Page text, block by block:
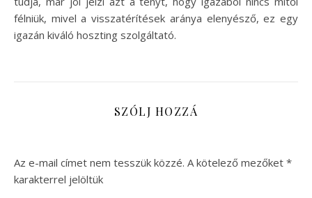
félniük, mivel a visszatérítések aránya elenyésző, ez egy
igazán kiváló hoszting szolgáltató.
SZÓLJ HOZZÁ
Az e-mail címet nem tesszük közzé. A kötelező mezőket *
karakterrel jelöltük